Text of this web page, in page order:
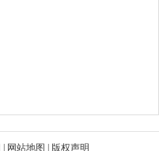
网站地图 版权声明